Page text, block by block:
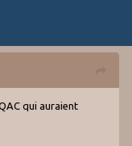
qui auraient